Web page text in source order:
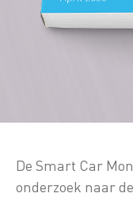
De Smart Car
onderzoek naar